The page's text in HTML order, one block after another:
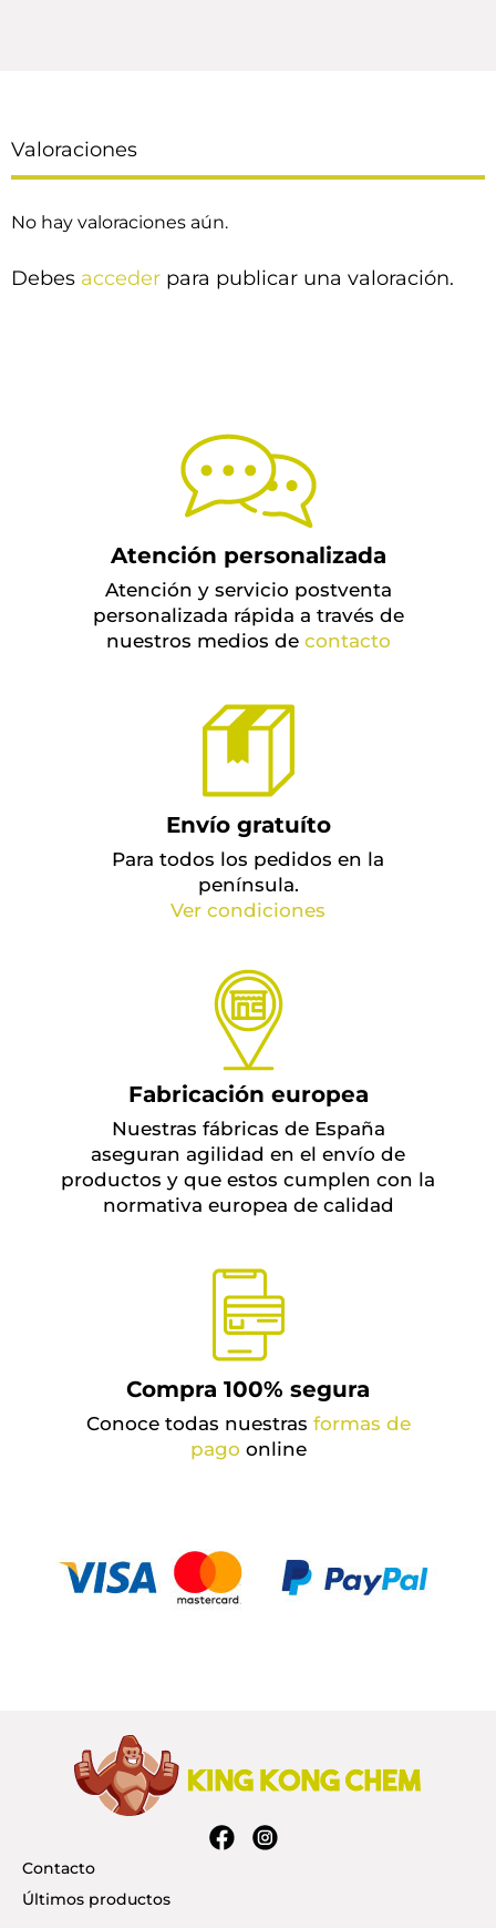
Valoraciones
No hay valoraciones aún.
Debes acceder para publicar una valoración.
Atención personalizada
Atención y servicio postventa
personalizada rápida a través de
nuestros medios de contacto
Envío gratuíto
Para todos los pedidos en la
península.
Ver condiciones
Fabricación europea
Nuestras fábricas de España
aseguran agilidad en el envío de
productos y que estos cumplen con la
normativa europea de calidad
Compra 100% segura
Conoce todas nuestras formas de
pago online
Contacto
Últimos productos